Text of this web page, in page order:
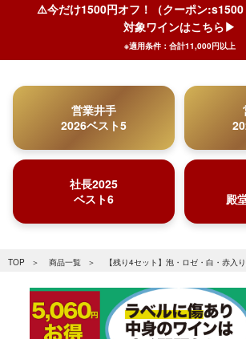
⚠️今だけ1500円オフ！（クーポン:s1500
対象ワインはこちら▶︎
※適用条件：合計11,000円以上
営業井手
2026ベスト5
社長2025
ベスト6
殿
TOP 商品一覧 【残り4セット】泡・ロゼ・白・赤入